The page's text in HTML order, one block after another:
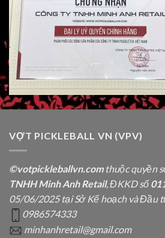
VỢT PICKLEBALL VN (VPV)
©votpickleballvn.comthuộc quyền
TNHH Minh Anh Retail, ĐKKD số
05/06/2025 tại Sở Kế hoạch và Đầu
0986574333
minhanhretail@gmail.com